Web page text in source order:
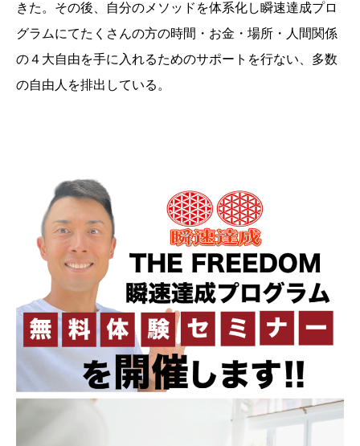
きた。その後、自分のメソッドを体系化し瞬速達成プロ
グラムにてたくさんの方の時間・お金・場所・人間関係
の４大自由を手に入れるためのサポートを行ない、多数
の自由人を排出している。